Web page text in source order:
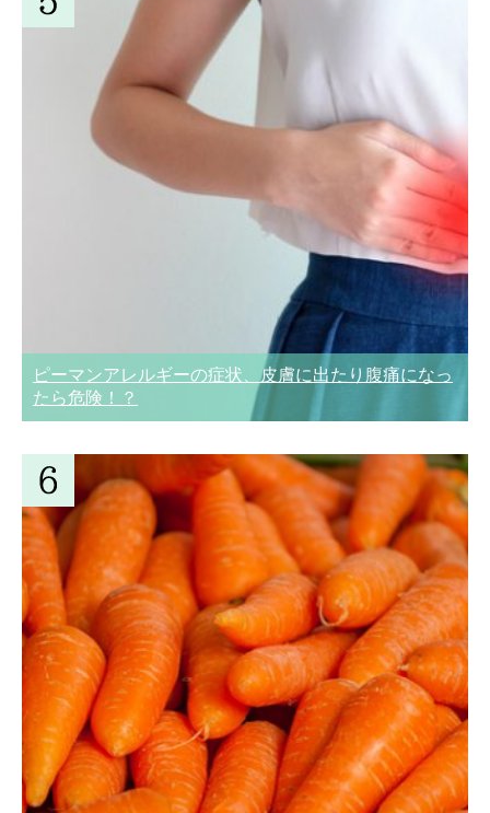
ピーマンアレルギーの症状、皮膚に出たり腹痛になっ
たら危険！？